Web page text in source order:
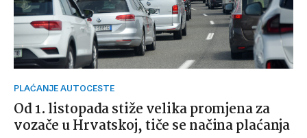
PLAĆANJE AUTOCESTE
Od 1. listopada stiže velika promjena za
vozače u Hrvatskoj, tiče se načina plaćanja